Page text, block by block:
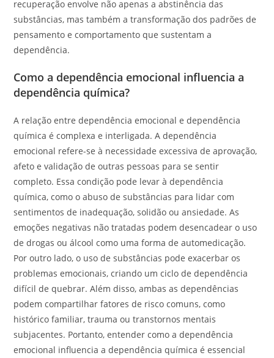
recuperação envolve não apenas a abstinência das
substâncias, mas também a transformação dos padrões de
pensamento e comportamento que sustentam a
dependência.
Como a dependência emocional influencia a
dependência química?
A relação entre dependência emocional e dependência
química é complexa e interligada. A dependência
emocional refere-se à necessidade excessiva de aprovação,
afeto e validação de outras pessoas para se sentir
completo. Essa condição pode levar à dependência
química, como o abuso de substâncias para lidar com
sentimentos de inadequação, solidão ou ansiedade. As
emoções negativas não tratadas podem desencadear o uso
de drogas ou álcool como uma forma de automedicação.
Por outro lado, o uso de substâncias pode exacerbar os
problemas emocionais, criando um ciclo de dependência
difícil de quebrar. Além disso, ambas as dependências
podem compartilhar fatores de risco comuns, como
histórico familiar, trauma ou transtornos mentais
subjacentes. Portanto, entender como a dependência
emocional influencia a dependência química é essencial